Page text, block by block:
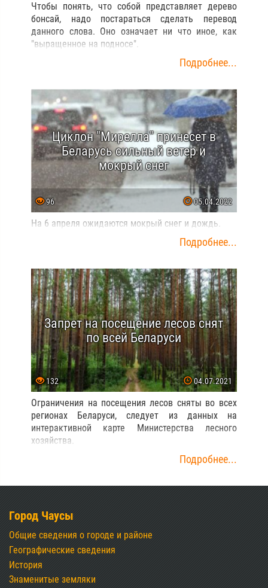
Чтобы понять, что собой представляет дерево
бонсай, надо постараться сделать перевод
данного слова. Оно означает ни что иное, как
"выращенное на подносе".
Подробнее...
Циклон "Мирелла" принесет в
Беларусь сильный ветер и
мокрый снег
96 05.04.2022
На 6 апреля ожидаются мокрый снег и дождь.
Подробнее...
Запрет на посещение лесов снят
по всей Беларуси
132 04.07.2021
Ограничения на посещения лесов сняты во всех
регионах Беларуси, следует из данных на
интерактивной карте Министерства лесного
хозяйства.
Подробнее...
Город Чаусы
Общие сведения о городе и районе
Географические сведения
История
Знаменитые земляки